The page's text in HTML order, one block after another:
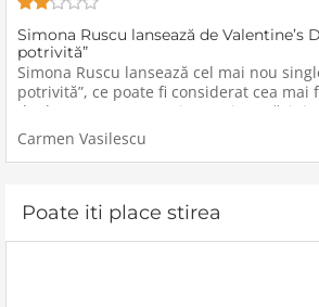
Simona Ruscu lansează de Valentine’s
potrivită”
Simona Ruscu lansează cel mai nou
potrivită”, ce poate fi considerat cea mai
de dragoste pentru cei care și-au găsit
potrivită” este o piesă de dragoste care
Carmen Vasilescu
Poate iti place stirea